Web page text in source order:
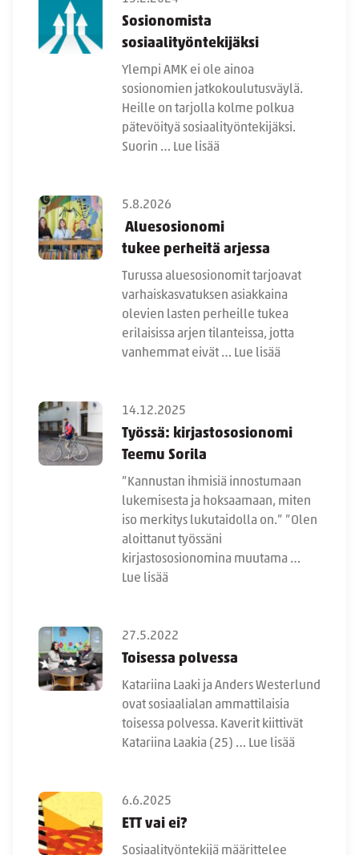
Sosionomista
sosiaalityöntekijäksi
Ylempi AMK ei ole ainoa
sosionomien jatkokoulutusväylä.
Heille on tarjolla kolme polkua
pätevöityä sosiaalityöntekijäksi.
Suorin … Lue lisää
5.8.2026
Aluesosionomi
tukee perheitä arjessa
Turussa aluesosionomit tarjoavat
varhaiskasvatuksen asiakkaina
olevien lasten perheille tukea
erilaisissa arjen tilanteissa, jotta
vanhemmat eivät … Lue lisää
14.12.2025
Työssä: kirjastososionomi
Teemu Sorila
”Kannustan ihmisiä innostumaan
lukemisesta ja hoksaamaan, miten
iso merkitys lukutaidolla on.” ”Olen
aloittanut työssäni
kirjastososionomina muutama …
Lue lisää
27.5.2022
Toisessa polvessa
Katariina Laaki ja Anders Westerlund
ovat sosiaalialan ammattilaisia
toisessa polvessa. Kaverit kiittivät
Katariina Laakia (25) … Lue lisää
6.6.2025
ETT vai ei?
Sosiaalityöntekijä määrittelee